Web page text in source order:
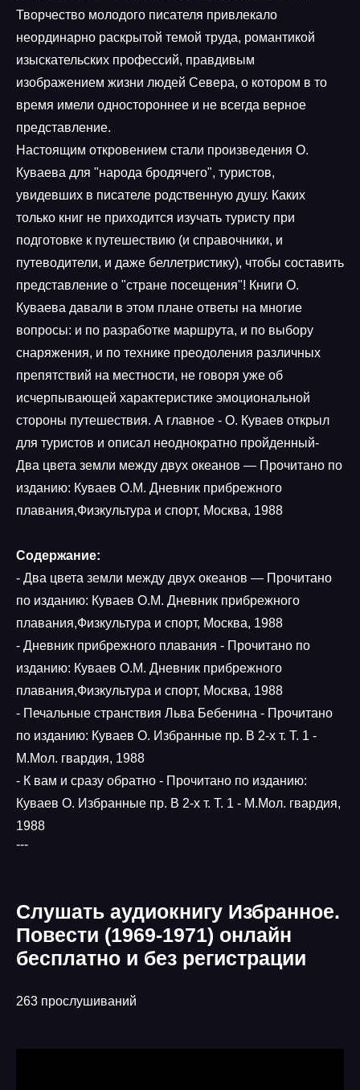
Творчество молодого писателя привлекало
неординарно раскрытой темой труда, романтикой
изыскательских профессий, правдивым
изображением жизни людей Севера, о котором в то
время имели одностороннее и не всегда верное
представление.
Настоящим откровением стали произведения О.
Куваева для "народа бродячего", туристов,
увидевших в писателе родственную душу. Каких
только книг не приходится изучать туристу при
подготовке к путешествию (и справочники, и
путеводители, и даже беллетристику), чтобы составить
представление о "стране посещения"! Книги О.
Куваева давали в этом плане ответы на многие
вопросы: и по разработке маршрута, и по выбору
снаряжения, и по технике преодоления различных
препятствий на местности, не говоря уже об
исчерпывающей характеристике эмоциональной
стороны путешествия. А главное - О. Куваев открыл
для туристов и описал неоднократно пройденный-
Два цвета земли между двух океанов — Прочитано по
изданию: Куваев О.М. Дневник прибрежного
плавания,Физкультура и спорт, Москва, 1988
Содержание:
- Два цвета земли между двух океанов — Прочитано
по изданию: Куваев О.М. Дневник прибрежного
плавания,Физкультура и спорт, Москва, 1988
- Дневник прибрежного плавания - Прочитано по
изданию: Куваев О.М. Дневник прибрежного
плавания,Физкультура и спорт, Москва, 1988
- Печальные странствия Льва Бебенина - Прочитано
по изданию: Куваев О. Избранные пр. В 2-х т. Т. 1 -
М.Мол. гвардия, 1988
- К вам и сразу обратно - Прочитано по изданию:
Куваев О. Избранные пр. В 2-х т. Т. 1 - М.Мол. гвардия,
1988
---
Слушать аудиокнигу Избранное.
Повести (1969-1971) онлайн
бесплатно и без регистрации
263 прослушиваний